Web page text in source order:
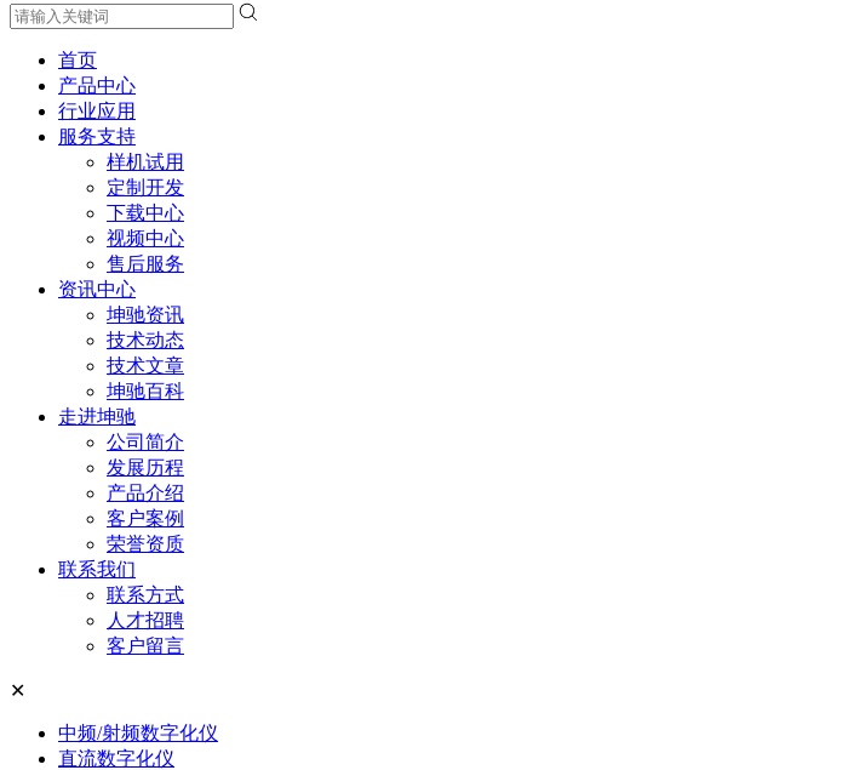
首页
产品中心
行业应用
服务支持
样机试用
定制开发
下载中心
视频中心
售后服务
资讯中心
坤驰资讯
技术动态
技术文章
坤驰百科
走进坤驰
公司简介
发展历程
产品介绍
客户案例
荣誉资质
联系我们
联系方式
人才招聘
客户留言
✕
中频/射频数字化仪
直流数字化仪